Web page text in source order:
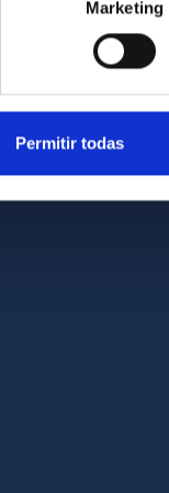
Marketing
Permitir todas
RSS